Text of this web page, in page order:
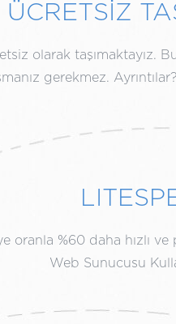
ÜCRETSİZ
olarak taşımaktayız.
gerekmez. Ayrıntılar?
oranla %60 daha hızlı
Web Sunucusu